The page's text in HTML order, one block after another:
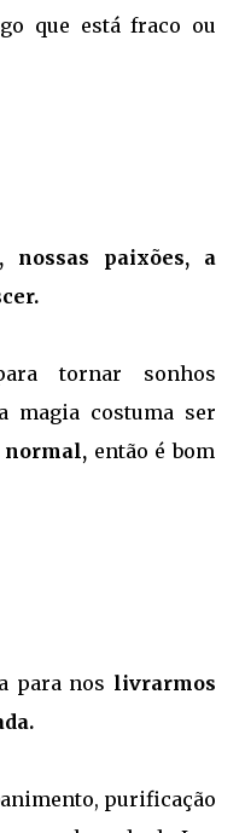
que está fraco ou
nossas paixões, a
tornar sonhos
magia costuma ser
normal, então é bom
para nos livrarmos
purificação